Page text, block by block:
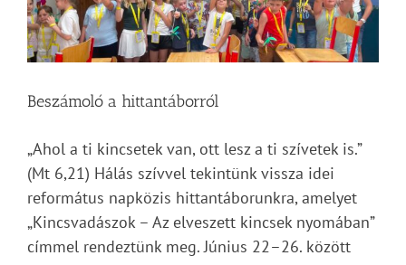
Beszámoló a hittantáborról
„Ahol a ti kincsetek van, ott lesz a ti szívetek is.”
(Mt 6,21) Hálás szívvel tekintünk vissza idei
református napközis hittantáborunkra, amelyet
„Kincsvadászok – Az elveszett kincsek nyomában”
címmel rendeztünk meg. Június 22–26. között